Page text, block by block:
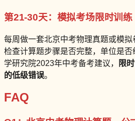
第21-30天：模拟考场限时训练
每周做一套北京中考物理真题或模
检查计算题步骤是否完整，单位是
学研究院2023年中考备考建议，
限
的低级错误。
FAQ